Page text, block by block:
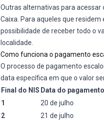
Outras alternativas para acessar
Caixa. Para aqueles que
possibilidade de receber todo o
localidade.
Como funciona o pagamento
O processo de pagamento
data específica em que o valor
Final do NIS Data do pagamento
1
20 de julho
2
21 de julho